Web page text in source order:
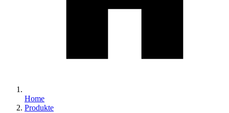
Home
Produkte